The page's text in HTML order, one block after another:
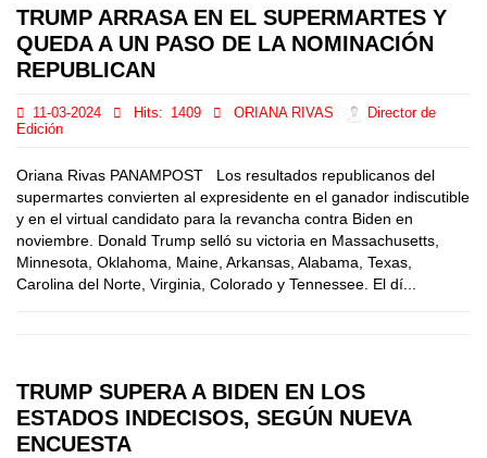
TRUMP ARRASA EN EL SUPERMARTES Y
QUEDA A UN PASO DE LA NOMINACIÓN
REPUBLICAN
11-03-2024 Hits: 1409 ORIANA RIVAS
Director de
Edición
Oriana Rivas PANAMPOST Los resultados republicanos del
supermartes convierten al expresidente en el ganador indiscutible
y en el virtual candidato para la revancha contra Biden en
noviembre. Donald Trump selló su victoria en Massachusetts,
Minnesota, Oklahoma, Maine, Arkansas, Alabama, Texas,
Carolina del Norte, Virginia, Colorado y Tennessee. El dí...
TRUMP SUPERA A BIDEN EN LOS
ESTADOS INDECISOS, SEGÚN NUEVA
ENCUESTA